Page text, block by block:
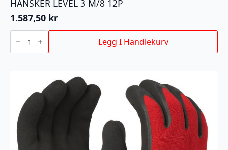
HANSKER LEVEL 3 M/8 12P
1.587,50 kr
HANSKER
LEVEL
M/8
Legg I Handlekurv